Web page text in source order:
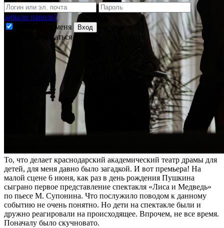
забыли пароль?
Запомнить меня
Вход
Зарегистрироваться
То, что делает краснодарский академический театр драмы для
детей, для меня давно было загадкой. И вот премьера! На
малой сцене 6 июня, как раз в день рождения Пушкина
сыграно первое представление спектакля «Лиса и Медведь»
по пьесе М. Супонина. Что послужило поводом к данному
событию не очень понятно. Но дети на спектакле были и
дружно реагировали на происходящее. Впрочем, не все время.
Поначалу было скучновато.